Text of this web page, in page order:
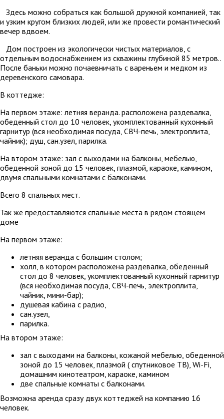
Здесь можно собраться как большой дружной компанией, так
и узким кругом близких людей, или же провести романтический
вечер вдвоем.
Дом построен из экологически чистых материалов, с
отдельным водоснабжением из скважины глубиной 85 метров..
После баньки можно почаевничать с вареньем и медком из
деревенского самовара.
В коттедже:
На первом этаже: летняя веранда. расположена раздевалка,
обеденный стол до 10 человек, укомплектованный кухонный
гарнитур (вся необходимая посуда, СВЧ-печь, электроплита,
чайник); душ, сан.узел, парилка.
На втором этаже: зал с выходами на балконы, мебелью,
обеденной зоной до 15 человек, плазмой, караоке, камином,
двумя спальными комнатами с балконами.
Всего 8 спальных мест.
Так же предоставляются спальные места в рядом стоящем
доме
На первом этаже:
летняя веранда с большим столом;
холл, в котором расположена раздевалка, обеденный
стол до 8 человек, укомплектованный кухонный гарнитур
(вся необходимая посуда, СВЧ-печь, электроплита,
чайник, мини-бар);
душевая кабина с радио,
сан.узел,
парилка.
На втором этаже:
зал с выходами на балконы, кожаной мебелью, обеденной
зоной до 15 человек, плазмой ( спутниковое ТВ), Wi-Fi,
домашним кинотеатром, караоке, камином
две спальные комнаты с балконами.
Возможна аренда сразу двух коттеджей на компанию 16
человек.